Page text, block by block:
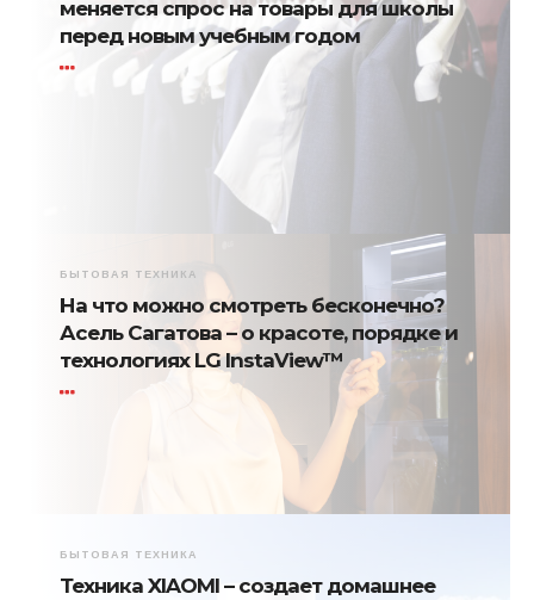
меняется спрос на товары для школы
перед новым учебным годом
БЫТОВАЯ ТЕХНИКА
На что можно смотреть бесконечно?
Асель Сагатова – о красоте, порядке и
технологиях LG InstaView™
БЫТОВАЯ ТЕХНИКА
Техника XIAOMI – создает домашнее